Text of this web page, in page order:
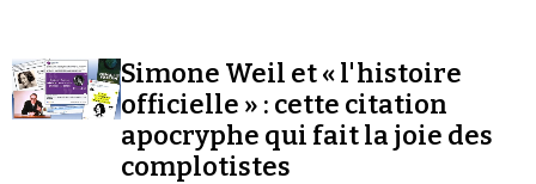
Simone Weil et « l'histoire
officielle » : cette citation
apocryphe qui fait la joie des
complotistes